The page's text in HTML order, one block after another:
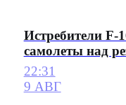
Истребители F-
самолеты над
22:31
9 АВГ